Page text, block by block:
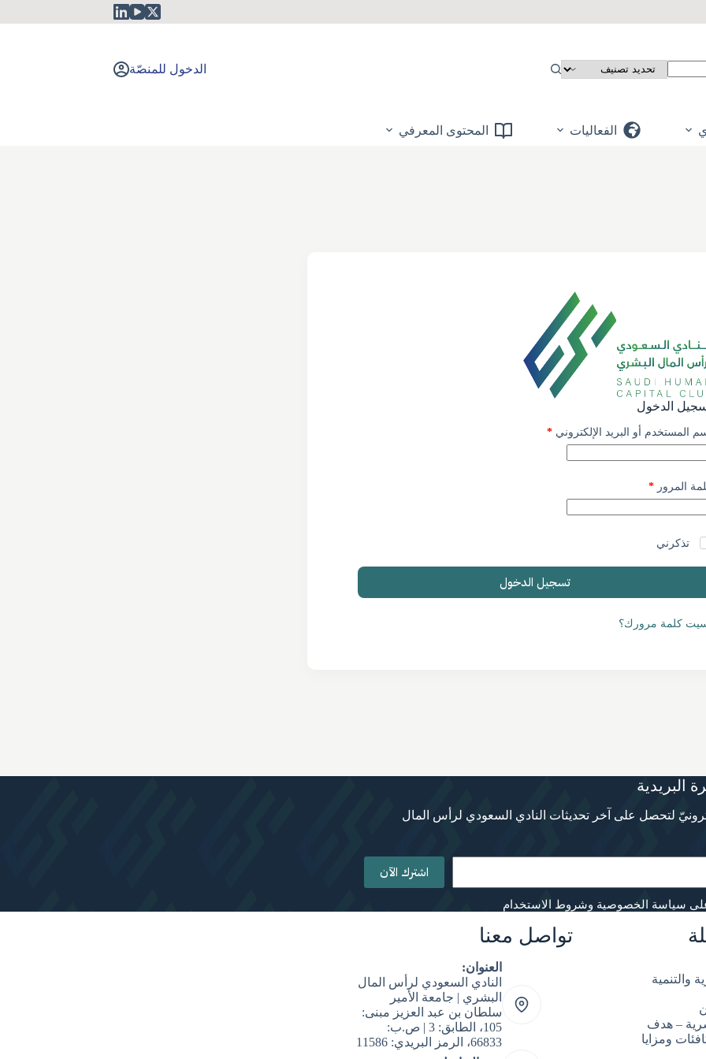
الدخول للمنصّة
الفعاليات المحتوى المعرفي
الدخول
المستخدم أو البريد الإلكتروني *مطلوبة
المرور *مطلوبة
تذكرني
تسجيل الدخول
كلمة مرورك؟
البريدية
لتحصل على آخر تحديثات النادي السعودي لرأس المال
اشترك الآن
سياسة الخصوصية وشروط الاستخدام
والتنمية
– هدف
ومزايا
تواصل معنا
العنوان:
النادي السعودي لرأس المال
البشري | جامعة الأمير
سلطان بن عبد العزيز مبنى:
105، الطابق: 3 | ص.ب:
66833، الرمز البريدي: 11586